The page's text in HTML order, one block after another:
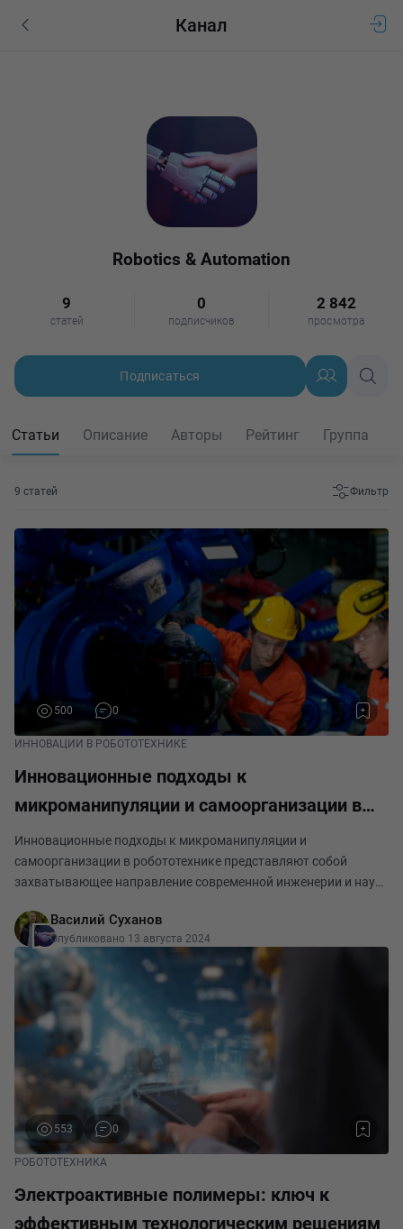
Канал
Robotics & Automation
9
статей
0
подписчиков
2 842
просмотра
Подписаться
Статьи Описание Авторы Рейтинг Группа
9 статей Фильтр
500 0
ИННОВАЦИИ В РОБОТОТЕХНИКЕ
Инновационные подходы к
микроманипуляции и самоорганизации в
робототехнике
Инновационные подходы к микроманипуляции и
самоорганизации в робототехнике представляют собой
захватывающее направление современной инженерии и наук
роботов и систем, способных выполнять задачи на
микроскопиче
Василий Суханов
Опубликовано 13 августа 2024
553 0
РОБОТОТЕХНИКА
Электроактивные полимеры: ключ к
эффективным технологическим решениям